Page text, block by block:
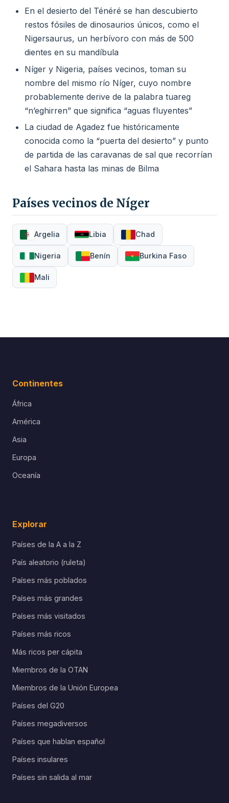
En el desierto del Ténéré se han descubierto
restos fósiles de dinosaurios únicos, como el
Nigersaurus, un herbívoro con más de 500
dientes en su mandíbula
Níger y Nigeria, países vecinos, toman su
nombre del mismo río Níger, cuyo nombre
probablemente derive de la palabra tuareg
“n’eghirren” que significa “aguas fluyentes”
La ciudad de Agadez fue históricamente
conocida como la “puerta del desierto” y punto
de partida de las caravanas de sal que recorrían
el Sahara hasta las minas de Bilma
Países vecinos de Níger
Argelia Libia Chad
Nigeria Benín Burkina Faso
Mali
Continentes
África
América
Asia
Europa
Oceanía
Explorar
Países de la A a la Z
País aleatorio (ruleta)
Países más poblados
Países más grandes
Países más visitados
Países más ricos
Más ricos per cápita
Miembros de la OTAN
Miembros de la Unión Europea
Países del G20
Países megadiversos
Países que hablan español
Países insulares
Países sin salida al mar